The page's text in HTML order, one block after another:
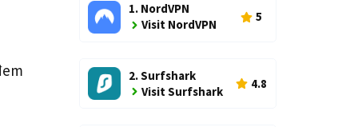
1. NordVPN
Visit NordVPN
5
2. Surfshark
Visit Surfshark
4.8